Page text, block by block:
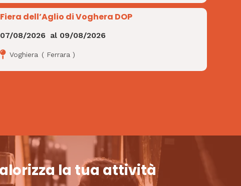
Fiera dell’Aglio di Voghera DOP
07/08/2026 al 09/08/2026
Voghiera ( Ferrara )
la tua attività